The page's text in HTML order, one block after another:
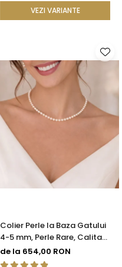
VEZI VARIANTE
Colier Perle la Baza Gatului
4-5 mm, Perle Rare, Calitate
AAA+, Argint 925 |
KASKADDA®
de la 654,00 RON